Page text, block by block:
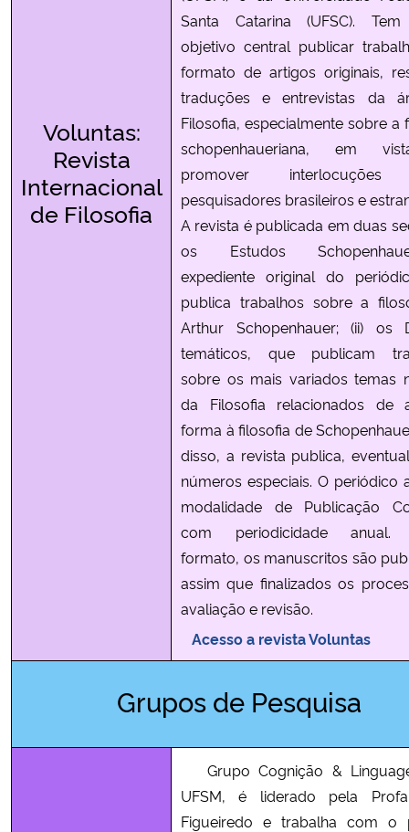
Voluntas:
Revista
Internacional
de Filosofia
Santa Catarina (UFSC).
objetivo central publicar
formato de artigos originais,
traduções e entrevistas da
Filosofia, especialmente sobre a
schopenhaueriana, em
promover interlocuções
pesquisadores brasileiros e
A revista é publicada em duas
os Estudos
expediente original do
publica trabalhos sobre a
Arthur Schopenhauer; (ii) os
temáticos, que publicam
sobre os mais variados temas
da Filosofia relacionados de
forma à filosofia de
disso, a revista publica,
números especiais. O periódico
modalidade de Publicação
com periodicidade anual.
formato, os manuscritos são
assim que finalizados os
avaliação e revisão.
Acesso a revista Voluntas
Grupos de Pesquisa
Grupo Cognição &
UFSM, é liderado pela
Figueiredo e trabalha com o